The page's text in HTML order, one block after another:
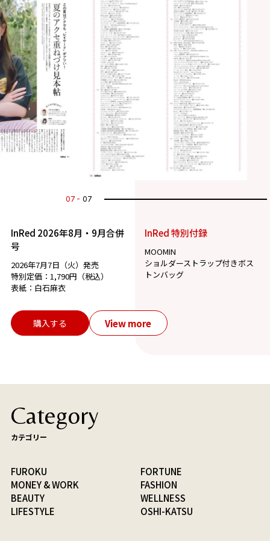
07 07
InRed 2026年8月・9月合併
号
2026年7月7日（火）発売
特別定価：1,790円（税込）
表紙：白石麻衣
InRed 特別付録
MOOMIN
ショルダーストラップ付きボス
トンバッグ
購入する View more
Category
カテゴリー
FUROKU
FORTUNE
MONEY & WORK
FASHION
BEAUTY
WELLNESS
LIFESTYLE
OSHI-KATSU